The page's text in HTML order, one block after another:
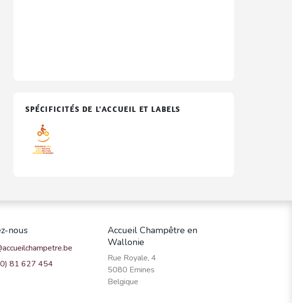
SPÉCIFICITÉS DE L'ACCUEIL ET LABELS
nous
81 627 454
Accueil Champêtre en
Wallonie
Rue Royale, 4
5080 Emines
Belgique